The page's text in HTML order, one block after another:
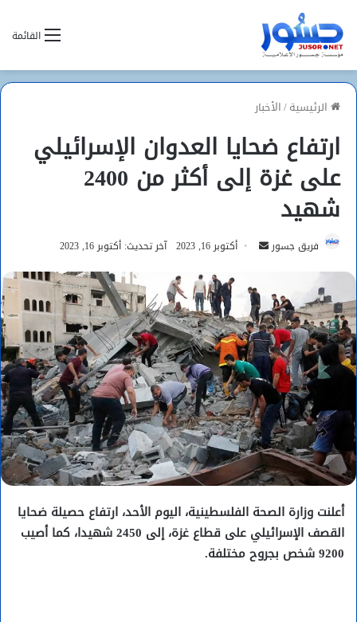
القائمة
الرئيسية/الأخبار
ارتفاع ضحايا العدوان الإسرائيلي
على غزة إلى أكثر من 2400
شهيد
فريق جسور
أرسل
إلكترونيا
أكتوبر 16, 2023 آخر تحديث: أكتوبر 16, 2023
أعلنت وزارة الصحة الفلسطينية، اليوم الأحد، ارتفاع حصيلة ضحايا
القصف الإسرائيلي على قطاع غزة، إلى 2450 شهيدا، كما أصيب
9200 شخص بجروح مختلفة.